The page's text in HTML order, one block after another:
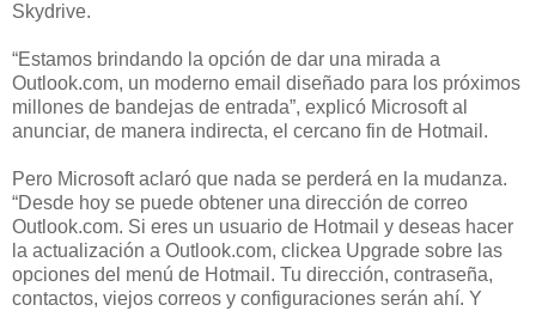
Skydrive.
“Estamos brindando la opción de dar una mirada a
Outlook.com, un moderno email diseñado para los próximos
millones de bandejas de entrada”, explicó Microsoft al
anunciar, de manera indirecta, el cercano fin de Hotmail.
Pero Microsoft aclaró que nada se perderá en la mudanza.
“Desde hoy se puede obtener una dirección de correo
Outlook.com. Si eres un usuario de Hotmail y deseas hacer
la actualización a Outlook.com, clickea Upgrade sobre las
opciones del menú de Hotmail. Tu dirección, contraseña,
contactos, viejos correos y configuraciones serán ahí. Y